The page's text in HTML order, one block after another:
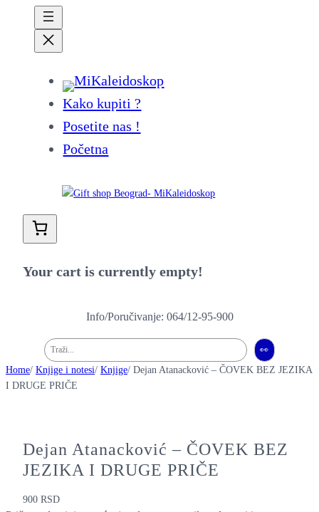
Kako kupiti ?
Posetite nas !
Početna
Your cart is currently empty!
Info/Poručivanje: 064/12-95-900
Pretraga 👀
Home/ Knjige i notesi/ Knjige/ Dejan Atanacković – ČOVEK BEZ JEZIKA
I DRUGE PRIČE
Dejan Atanacković – ČOVEK BEZ
JEZIKA I DRUGE PRIČE
900RSD